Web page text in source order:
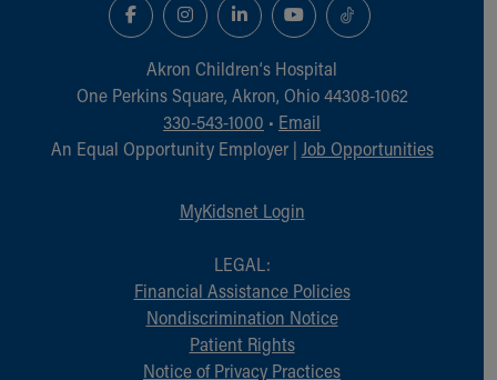
Akron Children‘s Hospital
One Perkins Square, Akron, Ohio 44308-1062
330-543-1000 • Email
An Equal Opportunity Employer | Job Opportunities
MyKidsnet Login
LEGAL:
Financial Assistance Policies
Nondiscrimination Notice
Patient Rights
Notice of Privacy Practices